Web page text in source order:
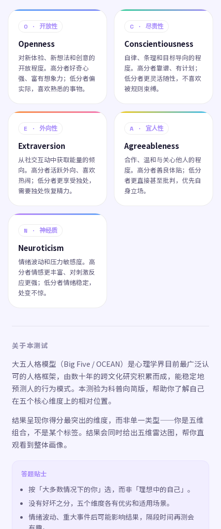
O · 开放性
Openness
对新体验、新想法和创意的
开放程度。高分者好奇心
强、富有想象力；低分者偏
实际，喜欢熟悉的事物。
C · 尽责性
Conscientiousness
自律、条理和目标导向的程
度。高分者靠谱、有计划；
低分者更灵活随性，不喜欢
被规则束缚。
E · 外向性
Extraversion
从社交互动中获取能量的倾
向。高分者活跃外向、喜欢
热闹；低分者更享受独处，
需要独处恢复精力。
A · 宜人性
Agreeableness
合作、温和与关心他人的程
度。高分者善良体贴；低分
者更直接甚至批判，优先自
身立场。
N · 神经质
Neuroticism
情绪波动和压力敏感度。高
分者情感更丰富、对刺激反
应更强；低分者情绪稳定，
处变不惊。
关于本测试
大五人格模型（Big Five / OCEAN）是心理学界目前最广泛认
可的人格框架，由数十年的跨文化研究积累而成，能稳定地
预测人的行为模式。本测验为科普向简版，帮助你了解自己
在五个核心维度上的相对位置。
结果呈现你得分最突出的维度，而非单一类型——你是五维
组合，不是某个标签。结果会同时给出五维雷达图，帮你直
观看到整体画像。
答题贴士
按「大多数情况下的你」选，而非「理想中的自己」。
没有好坏之分，五个维度各有优劣和适用场景。
情绪波动、重大事件后可能影响结果，隔段时间再测会